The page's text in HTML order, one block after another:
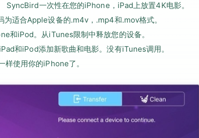
SyncBird一次性在您的iPhone，iPad上放置4K电影。
适合Apple设备的.m4v，.mp4和.mov格式。
和iPod。从iTunes限制中释放您的设备。
和iPod添加新歌曲和电影。没有iTunes调用。
使用你的iPhone了。